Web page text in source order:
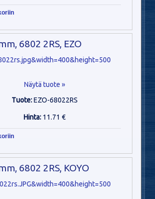
6802 2RS, EZO
Näytä tuote »
Tuote:EZO-68022RS
Hinta: 11.71 €
6802 2RS, KOYO